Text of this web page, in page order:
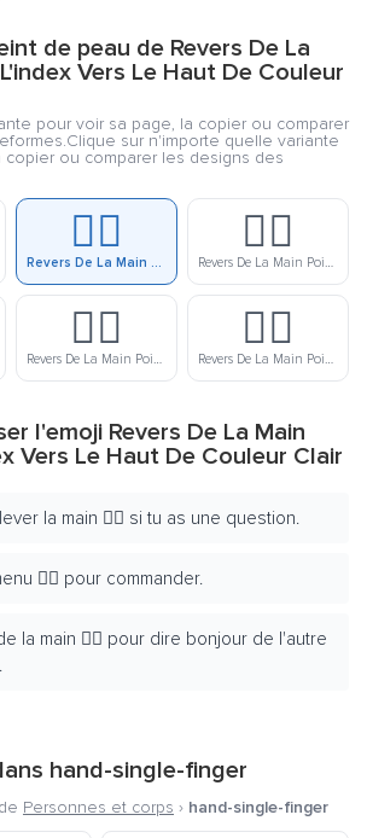
de peau de Revers De La
Vers Le Haut De Couleur
pour voir sa page, la copier ou comparer
sur n'importe quelle variante
copier ou comparer les designs des
👆🏻
Revers De La Main Pointant L'index Vers Le Haut De Couleur Clair
👆🏼
Revers De La Main Pointant L'index Vers Le Haut De Couleur Lègerement Clair
👆🏾
Revers De La Main Pointant L'index Vers Le Haut De Couleur Lègerement Foncé
👆🏿
Revers De La Main Pointant L'index Vers Le Haut De Couleur Foncé
l'emoji Revers De La Main
Vers Le Haut De Couleur Clair
la main 👆🏻 si tu as une question.
👆🏻 pour commander.
la main 👆🏻 pour dire bonjour de l'autre
hand-single-finger
Personnes et corps › hand-single-finger